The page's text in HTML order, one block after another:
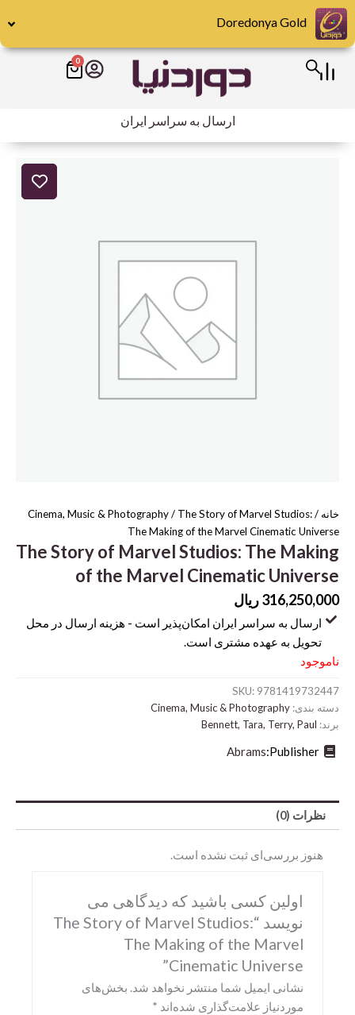
پرش
به
محتوا
Abrams
Miscellaneous
0
سبد
ارسال به سراسر ایران
خانه /
Cinema, Music & Photography/ The Story of Marvel Studios:
The Making of the Marvel Cinematic Universe
The Story of Marvel Studios: The Making
of the Marvel Cinematic Universe
316,250,000ریال
ارسال به سراسر ایران امکان‌پذیر است - هزینه ارسال در محل
تحویل به عهده مشتری است.
ناموجود
SKU: 9781419732447
دسته بندی: Cinema, Music & Photography
برند: Bennett, Tara, Terry, Paul
Publisher:
Abrams
نظرات (0)
هنوز بررسی‌ای ثبت نشده است.
اولین کسی باشید که دیدگاهی می
نویسد “The Story of Marvel Studios:
The Making of the Marvel
Cinematic Universe”
نشانی ایمیل شما منتشر نخواهد شد. بخش‌های
موردنیاز علامت‌گذاری شده‌اند *